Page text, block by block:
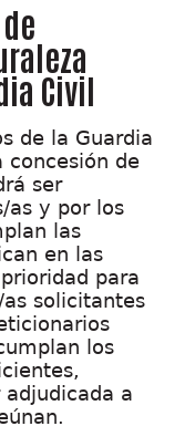
Civil
de la Guardia
concesión de
ser
as y por los
las
en las
para
solicitantes
los
a